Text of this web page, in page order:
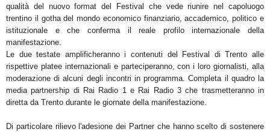
qualità del nuovo format del Festival che vede riunire nel capoluogo
trentino il gotha del mondo economico finanziario, accademico, politico e
istituzionale e che conferma il
reale profilo internazionale
della
manifestazione.
Le due testate amplificheranno i contenuti del Festival di Trento alle
rispettive platee internazionali e parteciperanno, con i loro giornalisti, alla
moderazione di alcuni degli incontri in programma.Completa il quadro la
media partnership di Rai Radio 1 e Rai Radio 3 che trasmetteranno in
diretta da Trento durante le giornate della manifestazione.
Di particolare rilievo l'adesione dei Partner che hanno scelto di sostenere